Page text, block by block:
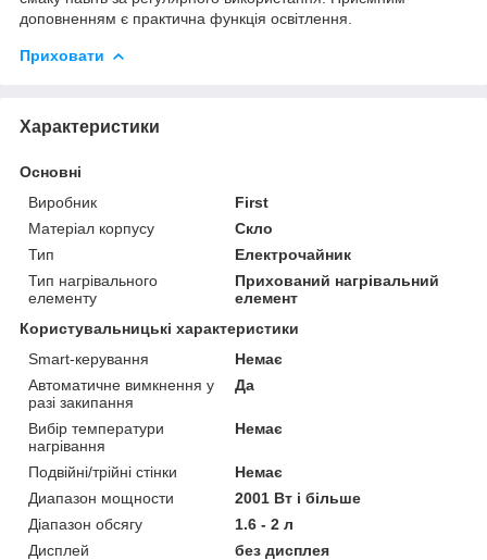
доповненням є практична функція освітлення.
Приховати
Характеристики
Основні
Виробник
First
Матеріал корпусу
Скло
Тип
Електрочайник
Тип нагрівального
елементу
Прихований нагрівальний
елемент
Користувальницькі характеристики
Smart-керування
Немає
Автоматичне вимкнення у
разі закипання
Да
Вибір температури
нагрівання
Немає
Подвійні/трійні стінки
Немає
Диапазон мощности
2001 Вт і більше
Діапазон обсягу
1.6 - 2 л
Дисплей
без дисплея